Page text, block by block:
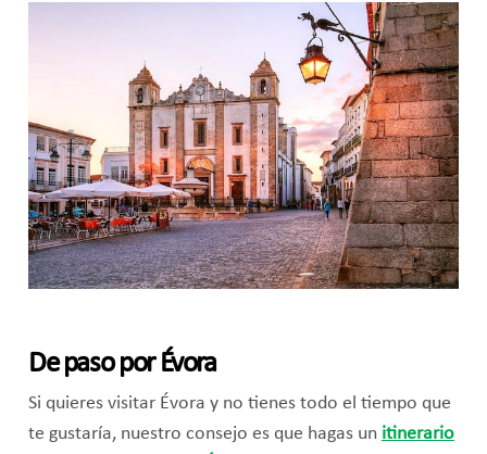
De paso por Évora
Si quieres visitar Évora y no tienes todo el tiempo que
te gustaría, nuestro consejo es que hagas un itinerario